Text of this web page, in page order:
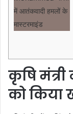
कृषि मंत्री
को किया